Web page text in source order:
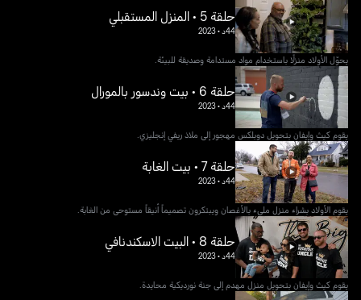
حلقة 5 • المنزل المستقبلي
44د •
2023
يحوّل الأولاد منزلًا باستخدام مواد مستدامة وصديقة للبيئة.
حلقة 6 • بيت وندسور بالمورال
44د •
2023
يقوم كيث وإيفان بتحويل دوبلكس مهجور إلى ملاذ ريفي إنجليزي.
حلقة 7 • بيت الغابة
44د •
2023
يقوم الأولاد بشراء منزل مليء بالأغصان ويبتكرون تصميماً أنيقاً مستوحى من الغابة.
حلقة 8 • البيت الاسكندنافي
44د •
2023
يقوم كيث وإيفان بتحويل منزل مهدم إلى جنة نورديكية محايدة.